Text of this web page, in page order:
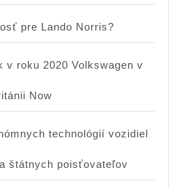
pre Lando Norris?
v roku 2020 Volkswagen v
Now
technológií vozidiel
štátnych poisťovateľov